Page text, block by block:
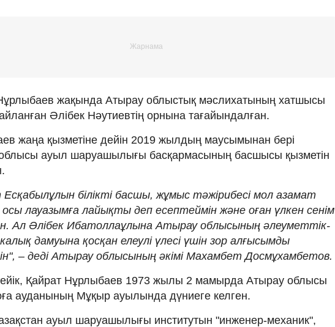
жақында Атырау облыстық мәслихатының хатшысы
Әлібек Нәутиевтің орнына тағайындалған.
жаңа қызметіне дейін 2019 жылдың маусымынан бері
ауыл шаруашылығы басқармасының басшысы қызметін
білікті басшы, жұмыс тәжірибесі мол азамат
осы лауазымға лайықты деп есептеймін және оған үлкен сенім
Ал Әлібек Ибатоллаұлына Атырау облысының әлеуметтік-
дамуына қосқан елеулі үлесі үшін зор алғысымды
– деді Атырау облысының әкімі Махамбет Досмұхамбетов.
Қайрат Нұрлыбаев 1973 жылы 2 мамырда Атырау облысы
ауданының Мұқыр ауылында дүниеге келген.
ауыл шаруашылығы институтын "инженер-механик",